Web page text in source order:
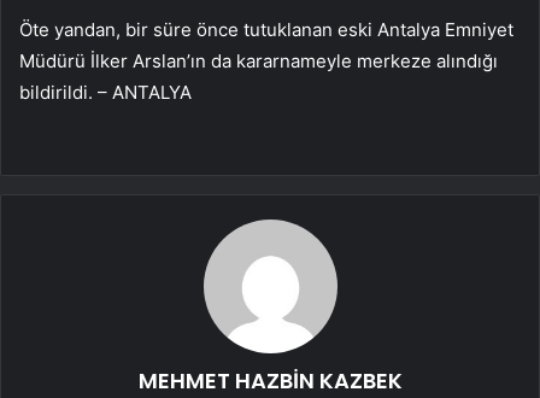
Öte yandan, bir süre önce tutuklanan eski Antalya Emniyet
Müdürü İlker Arslan’ın da kararnameyle merkeze alındığı
bildirildi. – ANTALYA
MEHMET HAZBİN KAZBEK